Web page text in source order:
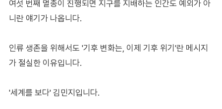
여섯 번째 멸종이 진행되면 지구를 지배하는 인간도 예외가 아
니란 얘기가 나옵니다.
인류 생존을 위해서도 '기후 변화는, 이제 기후 위기'란 메시지
가 절실한 이유입니다.
'세계를 보다' 김민지입니다.